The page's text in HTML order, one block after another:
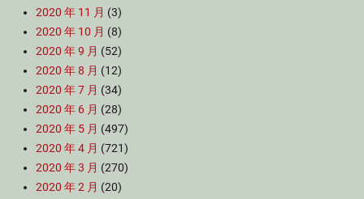
2020 年 11 月 (3)
2020 年 10 月 (8)
2020 年 9 月 (52)
2020 年 8 月 (12)
2020 年 7 月 (34)
2020 年 6 月 (28)
2020 年 5 月 (497)
2020 年 4 月 (721)
2020 年 3 月 (270)
2020 年 2 月 (20)